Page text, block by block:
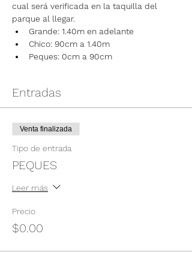
cual será verificada en la taquilla del
parque al llegar.
Grande: 1.40m en adelante
Chico: 90cm a 1.40m
Peques: 0cm a 90cm
Entradas
Venta finalizada
Tipo de entrada
PEQUES
Leer más
Precio
$0.00